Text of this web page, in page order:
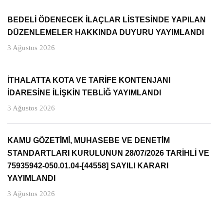
BEDELİ ÖDENECEK İLAÇLAR LİSTESİNDE YAPILAN
DÜZENLEMELER HAKKINDA DUYURU YAYIMLANDI
3 Ağustos 2026
İTHALATTA KOTA VE TARİFE KONTENJANI
İDARESİNE İLİŞKİN TEBLİĞ YAYIMLANDI
3 Ağustos 2026
KAMU GÖZETİMİ, MUHASEBE VE DENETİM
STANDARTLARI KURULUNUN 28/07/2026 TARİHLİ VE
75935942-050.01.04-[44558] SAYILI KARARI
YAYIMLANDI
3 Ağustos 2026